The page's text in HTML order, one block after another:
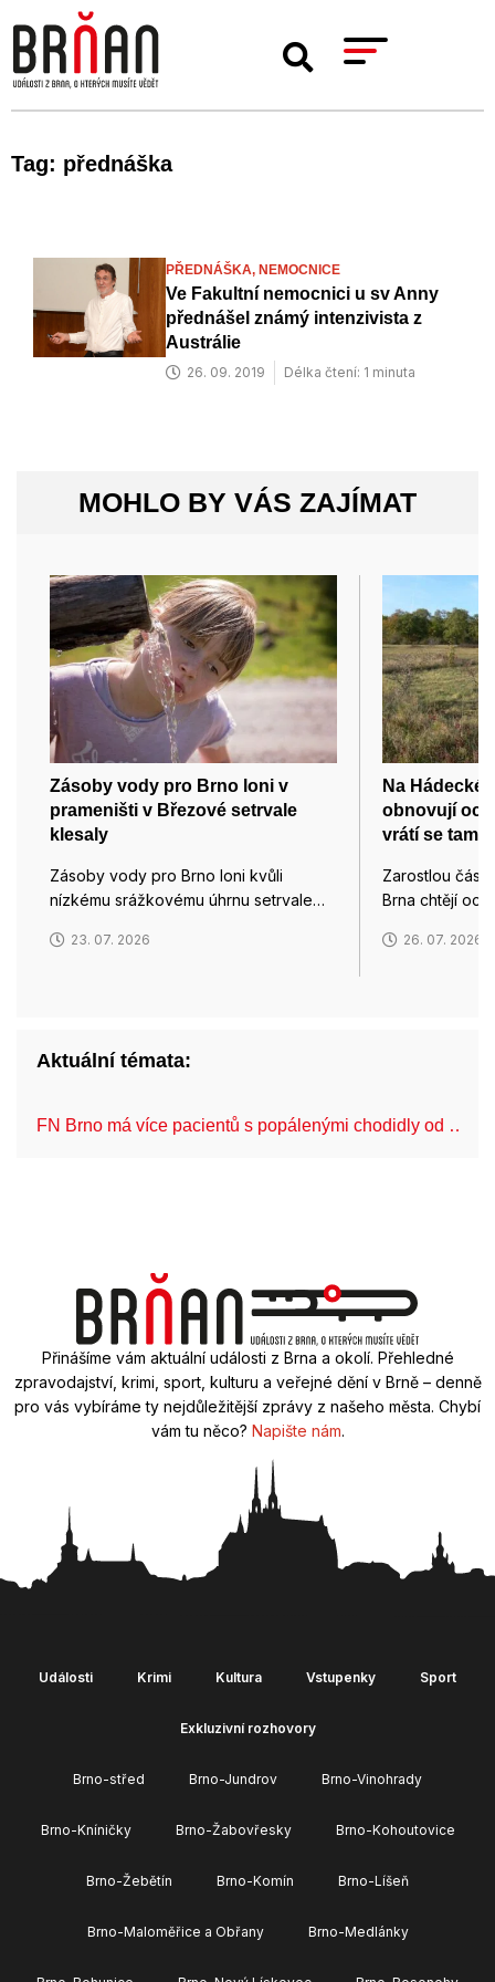
Tag: přednáška
PŘEDNÁŠKA, NEMOCNICE
Ve Fakultní nemocnici u sv Anny
přednášel známý intenzivista z
Austrálie
26. 09. 2019 Délka čtení: 1 minuta
MOHLO BY VÁS ZAJÍMAT
Zásoby vody pro Brno loni v
prameništi v Březové setrvale
klesaly
Zásoby vody pro Brno loni kvůli
nízkému srážkovému úhrnu setrvale…
23. 07. 2026
Na Hádecké
obnovují
vrátí se tam i
Zarostlou část
Brna chtějí
26. 07. 2026
Aktuální témata:
FN Brno má více pacientů s popálenými chodidly od …
Přinášíme vám aktuální události z Brna a okolí. Přehledné
zpravodajství, krimi, sport, kulturu a veřejné dění v Brně – denně
pro vás vybíráme ty nejdůležitější zprávy z našeho města. Chybí
vám tu něco? Napište nám.
Události Krimi Kultura Vstupenky Sport
Exkluzivní rozhovory
Brno-střed Brno-Jundrov Brno-Vinohrady
Brno-Kníničky Brno-Žabovřesky Brno-Kohoutovice
Brno-Žebětín Brno-Komín Brno-Líšeň
Brno-Maloměřice a Obřany Brno-Medlánky